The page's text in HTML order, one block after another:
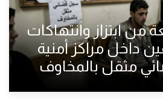
ابتزاز وانتهاكات
داخل مراكز أمنية
مثقل بالمخاوف